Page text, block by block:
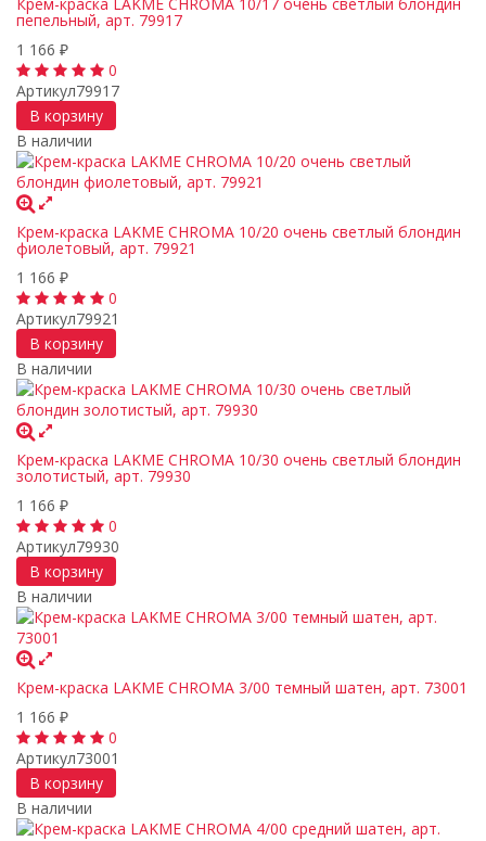
пепельный, арт. 79917
1 166 ₽
0
Артикул79917
В корзину
В наличии
Крем-краска LAKME CHROMA 10/20 очень светлый блондин
фиолетовый, арт. 79921
1 166 ₽
0
Артикул79921
В корзину
В наличии
Крем-краска LAKME CHROMA 10/30 очень светлый блондин
золотистый, арт. 79930
1 166 ₽
0
Артикул79930
В корзину
В наличии
Крем-краска LAKME CHROMA 3/00 темный шатен, арт. 73001
1 166 ₽
0
Артикул73001
В корзину
В наличии